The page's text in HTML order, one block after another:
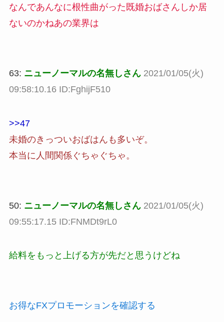
なんであんなに根性曲がった既婚おばさんしか居
ないのかねあの業界は
63: ニューノーマルの名無しさん 2021/01/05(火)
09:58:10.16 ID:FghijF510
>>47
未婚のきっついおばはんも多いぞ。
本当に人間関係ぐちゃぐちゃ。
50: ニューノーマルの名無しさん 2021/01/05(火)
09:55:17.15 ID:FNMDt9rL0
給料をもっと上げる方が先だと思うけどね
お得なFXプロモーションを確認する